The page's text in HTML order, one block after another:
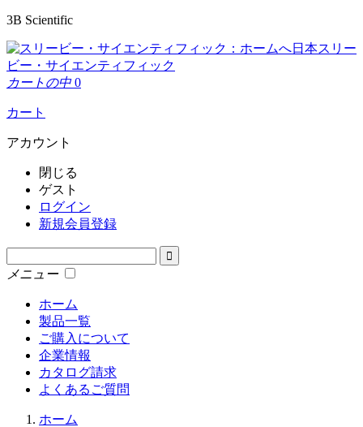
3B Scientific
日本スリー
ビー・サイエンティフィック
カートの中 0
カート
アカウント
閉じる
ゲスト
ログイン
新規会員登録
メニュー
ホーム
製品一覧
ご購入について
企業情報
カタログ請求
よくあるご質問
ホーム